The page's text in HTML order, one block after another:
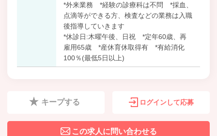
*外来業務 *経験の診療科は不問 *採血、
点滴等ができる方、検査などの業務は入職
後指導していきます
*休診日:木曜午後、日祝 *定年60歳、再
雇用65歳 *産休育休取得有 *有給消化
100％(最低5日以上)
キープする ログインして応募
この求人に問い合わせる